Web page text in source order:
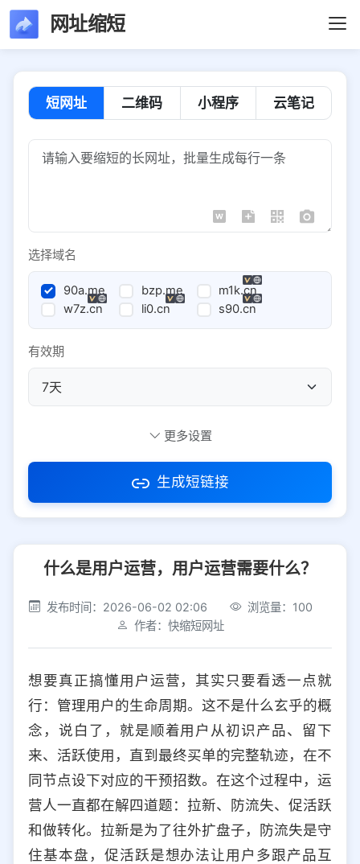
网址缩短
短网址 二维码 小程序 云笔记
选择域名
90a.me bzp.me
m1k.cn
w7z.cn
li0.cn s90.cn
有效期
访问密码
社交平台 电商平台
选择防红平台类型，避免链接被拦截
iOS Android PC 其他
选择允许访问的平台类型
更多设置
生成短链接
什么是用户运营，用户运营需要什么？
发布时间：2026-06-02 02:06
浏览量：100
作者：快缩短网址
想要真正搞懂用户运营，其实只要看透一点就
行：管理用户的生命周期。这不是什么玄乎的概
念，说白了，就是顺着用户从初识产品、留下
来、活跃使用，直到最终买单的完整轨迹，在不
同节点设下对应的干预招数。在这个过程中，运
营人一直都在解四道题：拉新、防流失、促活跃
和做转化。拉新是为了往外扩盘子，防流失是守
住基本盘，促活跃是想办法让用户多跟产品互